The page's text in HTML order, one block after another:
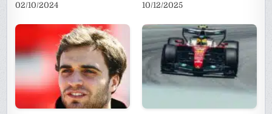
02/10/2024 10/12/2025